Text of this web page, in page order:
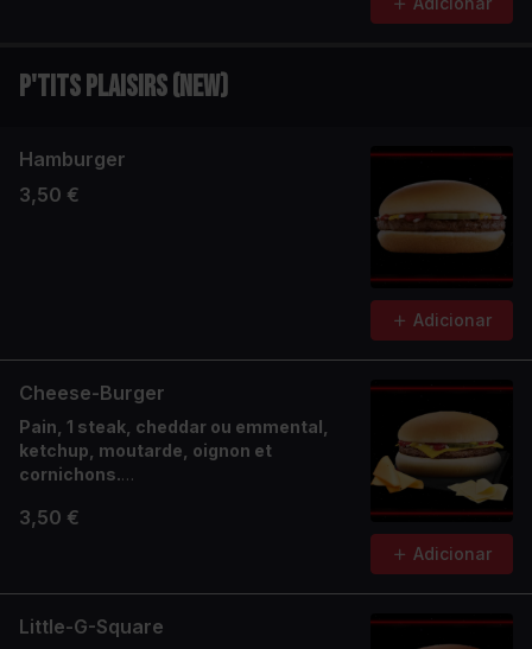
P'tits Plaisirs (NEW)
Hamburger
3,50 €
Adicionar
Cheese-Burger
Pain, 1 steak, cheddar ou emmental,
ketchup, moutarde, oignon et
cornichons.
3,50 €
Adicionar
Little-G-Square